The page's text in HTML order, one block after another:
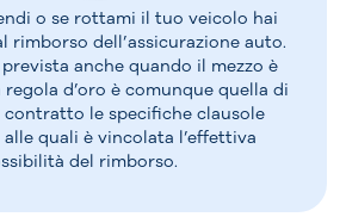
o se rottami il tuo veicolo hai
rimborso dell’assicurazione auto.
anche quando il mezzo è
d’oro è comunque quella di
le specifiche clausole
quali è vincolata l’effettiva
del rimborso.